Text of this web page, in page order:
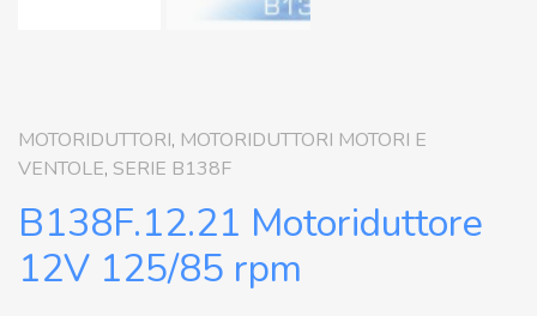
MOTORIDUTTORI, MOTORIDUTTORI MOTORI E
VENTOLE, SERIE B138F
B138F.12.21 Motoriduttore
12V 125/85 rpm